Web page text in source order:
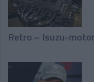
Retro – Isuzu-